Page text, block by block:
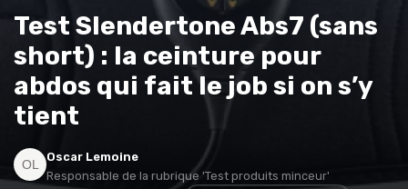
Test Slendertone Abs7 (sans
short) : la ceinture pour
abdos qui fait le job si on s’y
tient
Oscar Lemoine
Responsable de la rubrique 'Test produits minceur'